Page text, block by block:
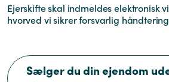
Ejerskifte skal indmeldes elektronisk
hvorved vi sikrer forsvarlig
Sælger du din ejendom